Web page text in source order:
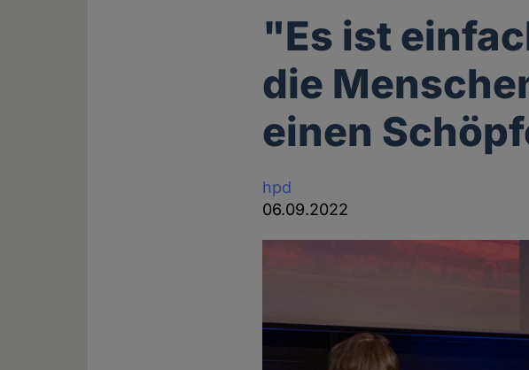
"Es ist
die
einen
hpd
06.09.2022